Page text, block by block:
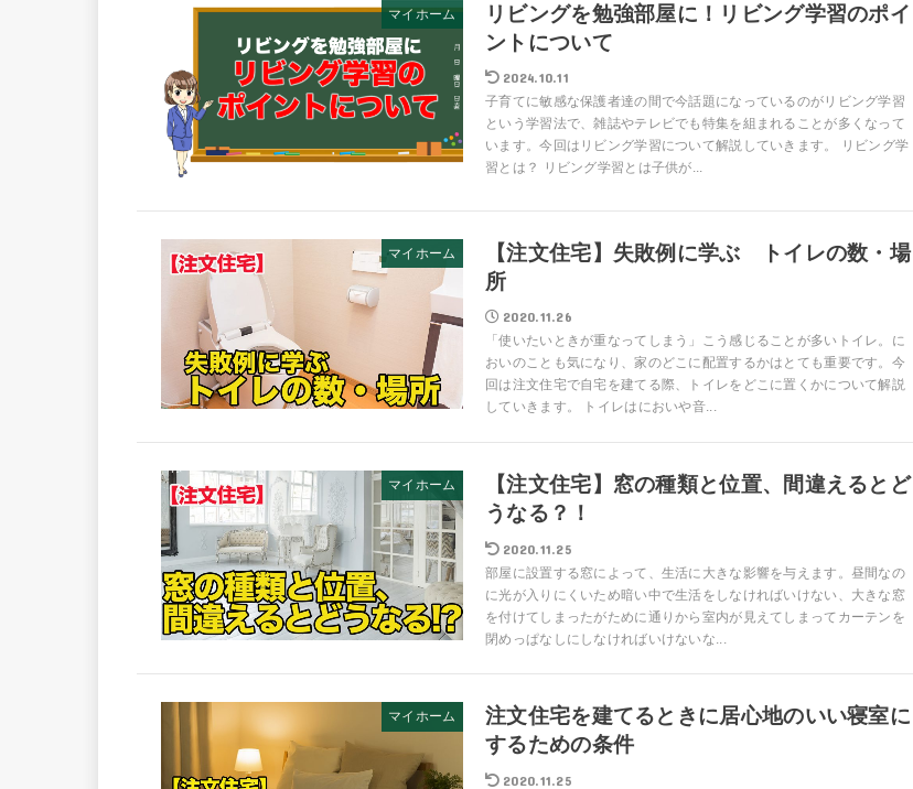
マイホーム
リビングを勉強部屋に！リビング学習のポイ
ントについて
2024.10.11
子育てに敏感な保護者達の間で今話題になっているのがリビング学習
という学習法で、雑誌やテレビでも特集を組まれることが多くなって
います。今回はリビング学習について解説していきます。 リビング学
習とは？ リビング学習とは子供が...
マイホーム
【注文住宅】失敗例に学ぶ トイレの数・場
所
2020.11.26
「使いたいときが重なってしまう」こう感じることが多いトイレ。に
おいのことも気になり、家のどこに配置するかはとても重要です。今
回は注文住宅で自宅を建てる際、トイレをどこに置くかについて解説
していきます。 トイレはにおいや音...
マイホーム
【注文住宅】窓の種類と位置、間違えるとど
うなる？！
2020.11.25
部屋に設置する窓によって、生活に大きな影響を与えます。昼間なの
に光が入りにくいため暗い中で生活をしなければいけない、大きな窓
を付けてしまったがために通りから室内が見えてしまってカーテンを
閉めっぱなしにしなければいけないな...
マイホーム
注文住宅を建てるときに居心地のいい寝室に
するための条件
2020.11.25